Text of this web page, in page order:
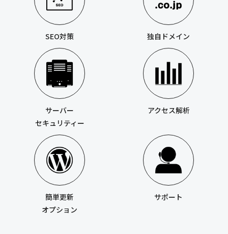
SEO対策 独自ドメイン
サーバー
セキュリティー
アクセス解析
簡単更新
オプション
サポート